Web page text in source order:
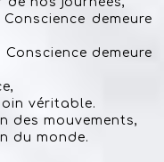
demeure
demeure
véritable.
des mouvements,
du monde.